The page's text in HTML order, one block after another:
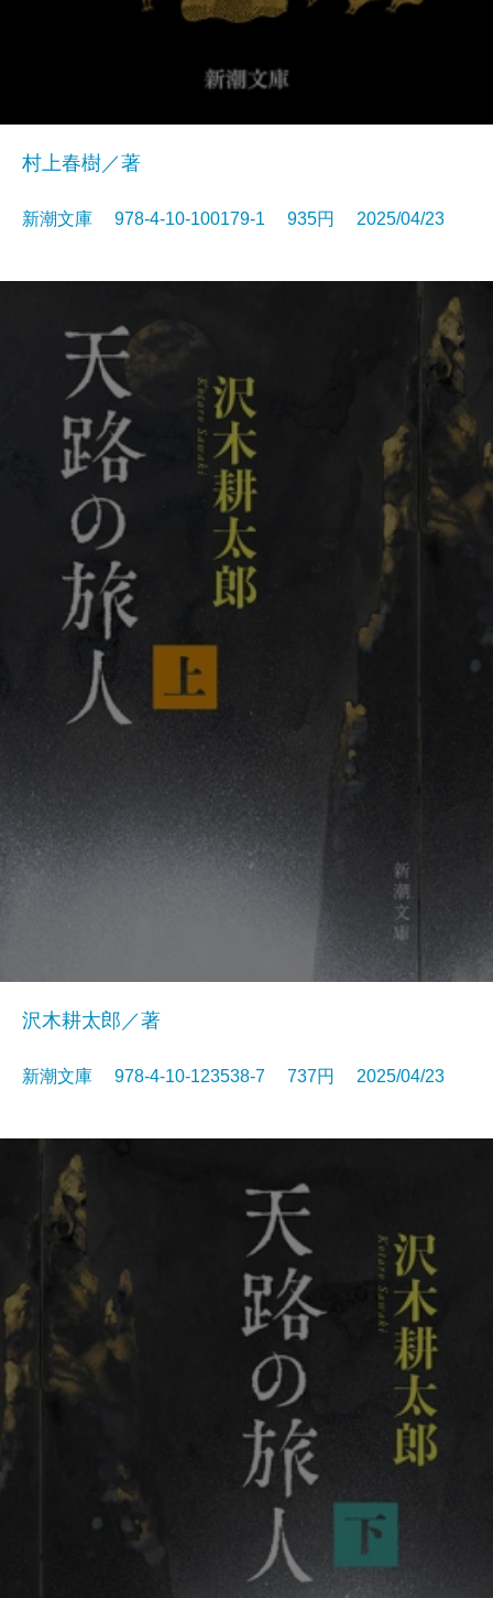
村上春樹／著
新潮文庫 978-4-10-100179-1 935円 2025/04/23
沢木耕太郎／著
新潮文庫 978-4-10-123538-7 737円 2025/04/23